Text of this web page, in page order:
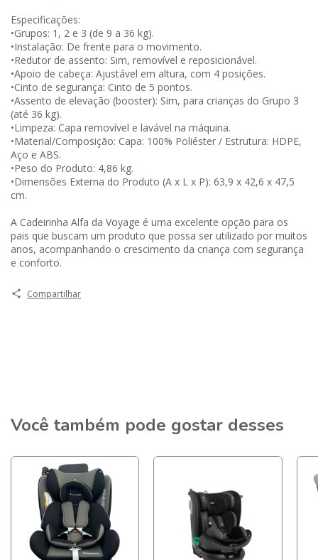
Especificações:
•Grupos: 1, 2 e 3 (de 9 a 36 kg).
•Instalação: De frente para o movimento.
•Redutor de assento: Sim, removível e reposicionável.
•Apoio de cabeça: Ajustável em altura, com 4 posições.
•Cinto de segurança: Cinto de 5 pontos.
•Assento de elevação (booster): Sim, para crianças do Grupo 3
(até 36 kg).
•Limpeza: Capa removível e lavável na máquina.
•Material/Composição: Capa: 100% Poliéster / Estrutura: HDPE,
Aço e ABS.
•Peso do Produto: 4,86 kg.
•Dimensões Externa do Produto (A x L x P): 63,9 x 42,6 x 47,5
cm.
A Cadeirinha Alfa da Voyage é uma excelente opção para os
pais que buscam um produto que possa ser utilizado por muitos
anos, acompanhando o crescimento da criança com segurança
e conforto.
Compartilhar
Você também pode gostar desses